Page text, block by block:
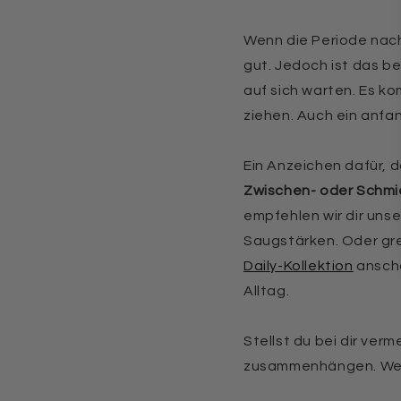
Wenn die Periode
gut. Jedoch ist das
auf sich warten. Es
ziehen. Auch ein
Ein Anzeichen dafür,
Zwischen- oder
empfehlen wir dir
Saugstärken. Oder
Daily-Kollektion
Alltag.
Stellst du bei dir
zusammenhängen.